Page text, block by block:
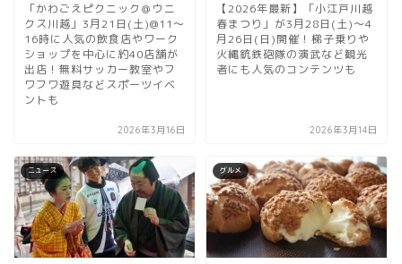
「かわごえピクニック＠ウニ
クス川越」3月21日(土)@11〜
16時に人気の飲食店やワーク
ショップを中心に約40店舗が
出店！無料サッカー教室やフ
ワフワ遊具などスポーツイベ
ントも
2026年3月16日
【2026年最新】「小江戸川越
春まつり」が3月28日(土)～4
月26日(日)開催！梯子乗りや
火縄銃鉄砲隊の演武など観光
者にも人気のコンテンツも
2026年3月14日
ニュース グルメ